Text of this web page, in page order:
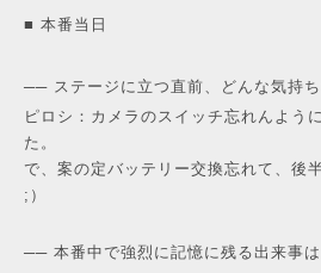
■ 本番当日
── ステージに立つ直前、どんな気持ち
ピロシ：カメラのスイッチ忘れんよう
た。
で、案の定バッテリー交換忘れて、後
;）
── 本番中で強烈に記憶に残る出来事は